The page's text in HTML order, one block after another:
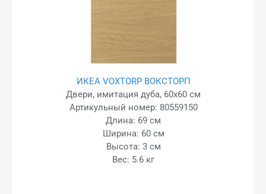
ИКЕА VOXTORP ВОКСТОРП
Двери, имитация дуба, 60x60 см
Артикульный номер: 80559150
Длина: 69 см
Ширина: 60 см
Высота: 3 см
Вес: 5.6 кг